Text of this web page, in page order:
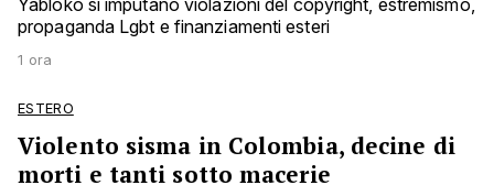
Yabloko si imputano violazioni del copyright, estremismo,
propaganda Lgbt e finanziamenti esteri
1 ora
ESTERO
Violento sisma in Colombia, decine di
morti e tanti sotto macerie